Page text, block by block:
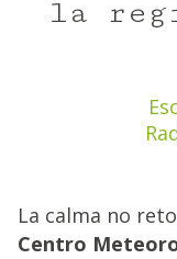
la
La calma no
Centro